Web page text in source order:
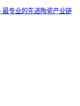
最专业的先进陶瓷产业链